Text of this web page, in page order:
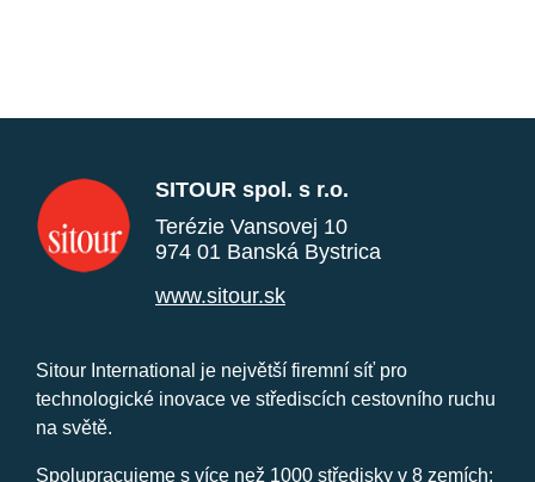
SITOUR spol. s r.o.
Terézie Vansovej 10
974 01 Banská Bystrica
www.sitour.sk
Sitour International je největší firemní síť pro
technologické inovace ve střediscích cestovního ruchu
na světě.
Spolupracujeme s více než 1000 středisky v 8 zemích: